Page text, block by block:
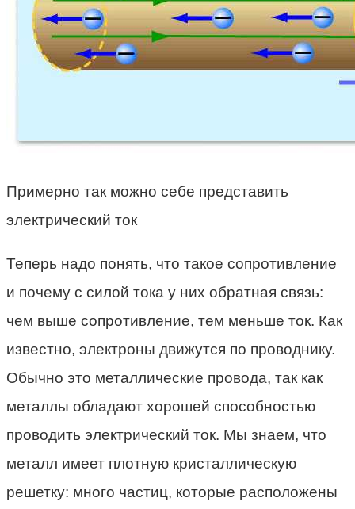
Примерно так можно себе представить
электрический ток
Теперь надо понять, что такое сопротивление
и почему с силой тока у них обратная связь:
чем выше сопротивление, тем меньше ток. Как
известно, электроны движутся по проводнику.
Обычно это металлические провода, так как
металлы обладают хорошей способностью
проводить электрический ток. Мы знаем, что
металл имеет плотную кристаллическую
решетку: много частиц, которые расположены